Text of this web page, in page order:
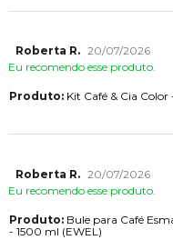
Roberta R. 20/07/2026
Eu recomendo esse produto.
Produto:Kit Café & Cia Color
Roberta R. 20/07/2026
Eu recomendo esse produto.
Produto:Bule para Café
- 1500 ml (EWEL)